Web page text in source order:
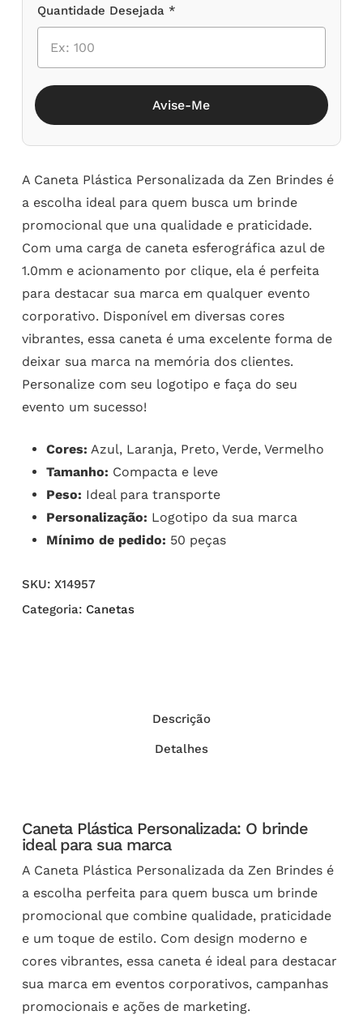
Quantidade Desejada *
Avise-Me
A Caneta Plástica Personalizada da Zen Brindes é
a escolha ideal para quem busca um brinde
promocional que una qualidade e praticidade.
Com uma carga de caneta esferográfica azul de
1.0mm e acionamento por clique, ela é perfeita
para destacar sua marca em qualquer evento
corporativo. Disponível em diversas cores
vibrantes, essa caneta é uma excelente forma de
deixar sua marca na memória dos clientes.
Personalize com seu logotipo e faça do seu
evento um sucesso!
Cores: Azul, Laranja, Preto, Verde, Vermelho
Tamanho: Compacta e leve
Peso: Ideal para transporte
Personalização: Logotipo da sua marca
Mínimo de pedido: 50 peças
SKU: X14957
Categoria: Canetas
Descrição
Detalhes
Caneta Plástica Personalizada: O brinde
ideal para sua marca
A Caneta Plástica Personalizada da Zen Brindes é
a escolha perfeita para quem busca um brinde
promocional que combine qualidade, praticidade
e um toque de estilo. Com design moderno e
cores vibrantes, essa caneta é ideal para destacar
sua marca em eventos corporativos, campanhas
promocionais e ações de marketing.